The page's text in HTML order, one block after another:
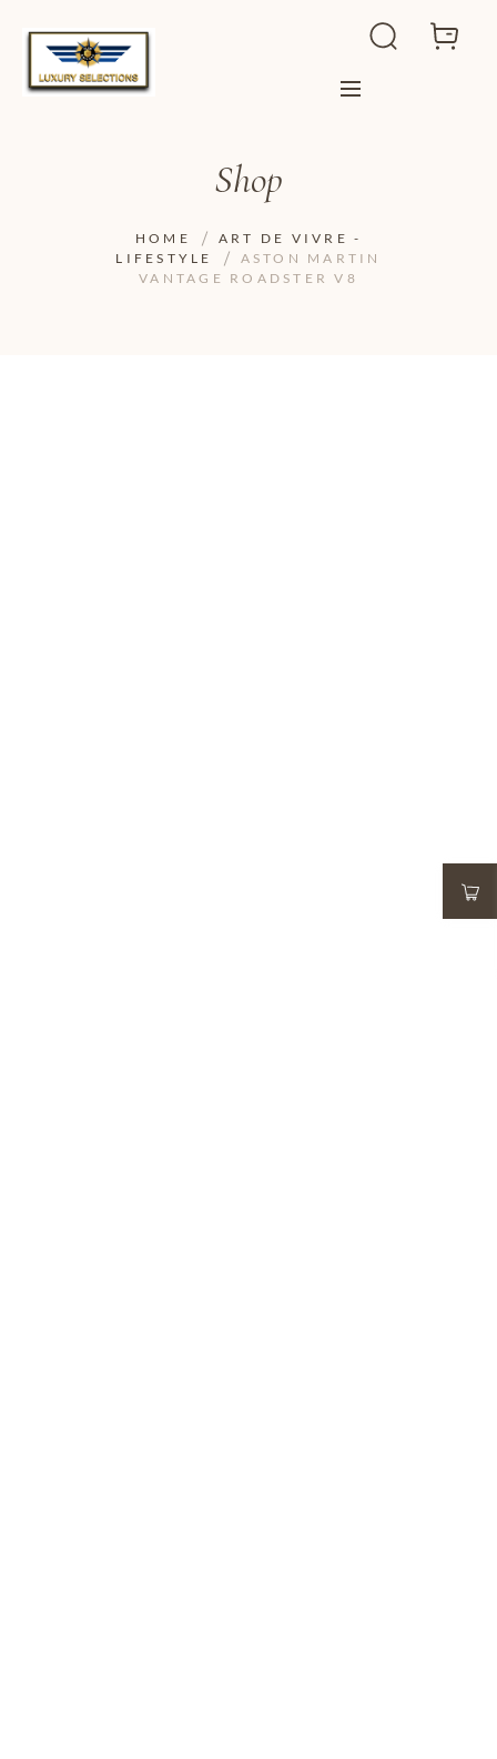
Shop
HOME
ART DE VIVRE -
LIFESTYLE
ASTON MARTIN
VANTAGE ROADSTER V8